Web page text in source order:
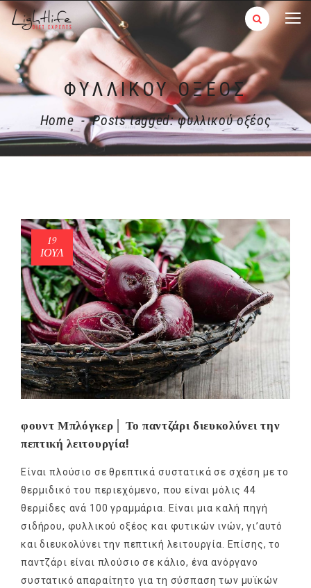
ΦΥΛΛΙΚΟΎ ΟΞΈΟΣ
Home - Posts tagged: φυλλικού οξέος
19
ΙΟΎΛ
φουντ Μπλόγκερ│ Το παντζάρι διευκολύνει την
πεπτική λειτουργία!
Είναι πλούσιο σε θρεπτικά συστατικά σε σχέση με το
θερμιδικό του περιεχόμενο, που είναι μόλις 44
θερμίδες ανά 100 γραμμάρια. Είναι μια καλή πηγή
σιδήρου, φυλλικού οξέος και φυτικών ινών, γι’αυτό
και διευκολύνει την πεπτική λειτουργία. Επίσης, το
παντζάρι είναι πλούσιο σε κάλιο, ένα ανόργανο
συστατικό απαραίτητο για τη σύσπαση των μυϊκών